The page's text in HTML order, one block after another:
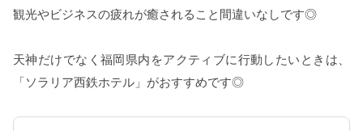
観光やビジネスの疲れが癒されること間違いなしです◎
天神だけでなく福岡県内をアクティブに行動したいときは、
「ソラリア西鉄ホテル」がおすすめです◎